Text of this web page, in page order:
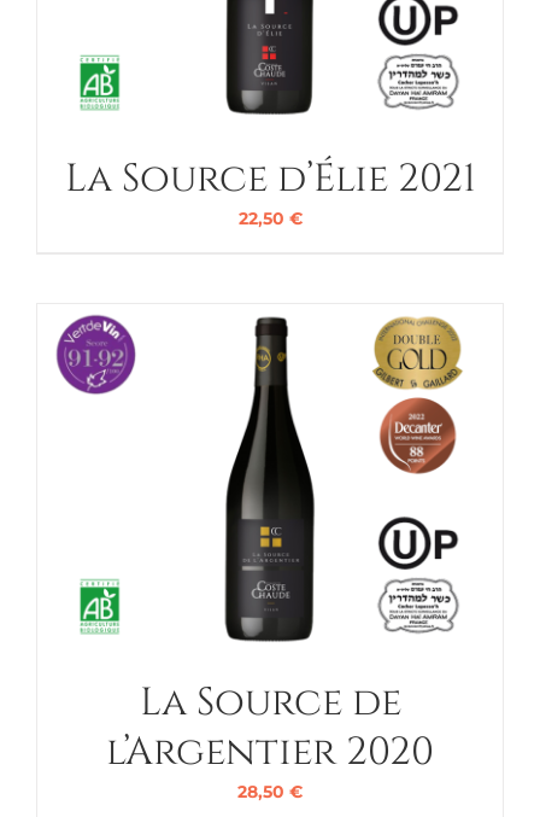
La Source d’Élie 2021
22,50 €
La Source de
l’Argentier 2020
28,50 €